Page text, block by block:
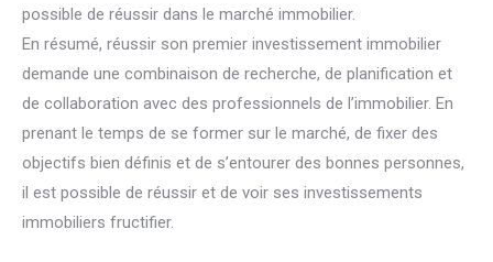
possible de réussir dans le marché immobilier.
En résumé, réussir son premier investissement immobilier
demande une combinaison de recherche, de planification et
de collaboration avec des professionnels de l’immobilier. En
prenant le temps de se former sur le marché, de fixer des
objectifs bien définis et de s’entourer des bonnes personnes,
il est possible de réussir et de voir ses investissements
immobiliers fructifier.